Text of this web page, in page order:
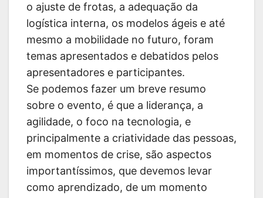
o ajuste de frotas, a adequação da
logística interna, os modelos ágeis e até
mesmo a mobilidade no futuro, foram
temas apresentados e debatidos pelos
apresentadores e participantes.
Se podemos fazer um breve resumo
sobre o evento, é que a liderança, a
agilidade, o foco na tecnologia, e
principalmente a criatividade das pessoas,
em momentos de crise, são aspectos
importantíssimos, que devemos levar
como aprendizado, de um momento